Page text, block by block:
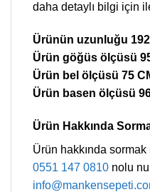
daha detaylı bilgi için
Ürünün uzunluğu 192
Ürün göğüs ölçüsü
Ürün bel ölçüsü 75
Ürün basen ölçüsü 96
Ürün Hakkında
Ürün hakkında
0551 147 0810 nolu